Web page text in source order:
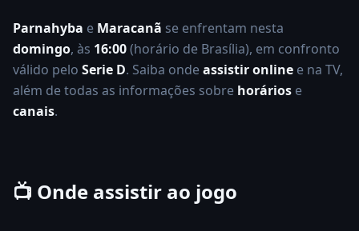
Parnahyba e Maracanã se enfrentam nesta
domingo, às 16:00(horário de Brasília), em confronto
válido pelo Serie D. Saiba ondeassistir online e na TV,
além de todas as informações sobre horários e
canais.
📺 Onde assistir ao jogo